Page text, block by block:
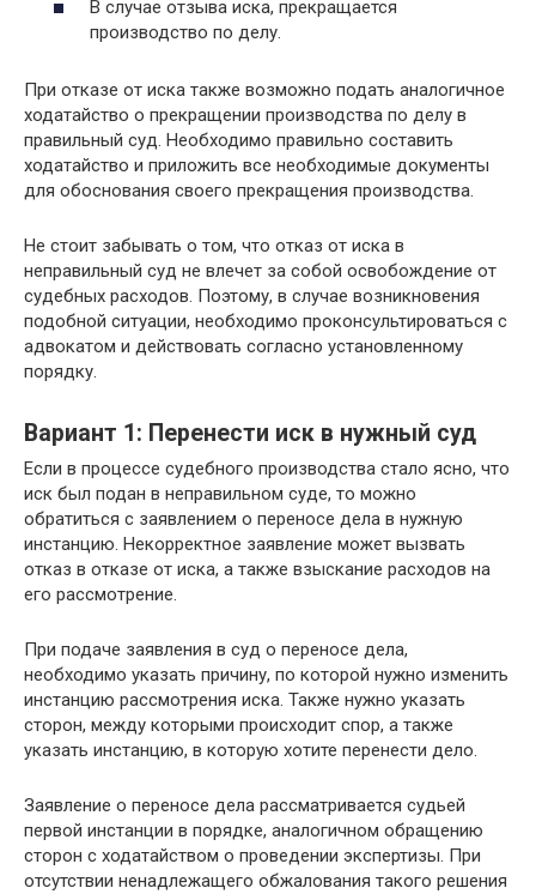
В случае отзыва иска, прекращается
производство по делу.
При отказе от иска также возможно подать аналогичное
ходатайство о прекращении производства по делу в
правильный суд. Необходимо правильно составить
ходатайство и приложить все необходимые документы
для обоснования своего прекращения производства.
Не стоит забывать о том, что отказ от иска в
неправильный суд не влечет за собой освобождение от
судебных расходов. Поэтому, в случае возникновения
подобной ситуации, необходимо проконсультироваться с
адвокатом и действовать согласно установленному
порядку.
Вариант 1: Перенести иск в нужный суд
Если в процессе судебного производства стало ясно, что
иск был подан в неправильном суде, то можно
обратиться с заявлением о переносе дела в нужную
инстанцию. Некорректное заявление может вызвать
отказ в отказе от иска, а также взыскание расходов на
его рассмотрение.
При подаче заявления в суд о переносе дела,
необходимо указать причину, по которой нужно изменить
инстанцию рассмотрения иска. Также нужно указать
сторон, между которыми происходит спор, а также
указать инстанцию, в которую хотите перенести дело.
Заявление о переносе дела рассматривается судьей
первой инстанции в порядке, аналогичном обращению
сторон с ходатайством о проведении экспертизы. При
отсутствии ненадлежащего обжалования такого решения